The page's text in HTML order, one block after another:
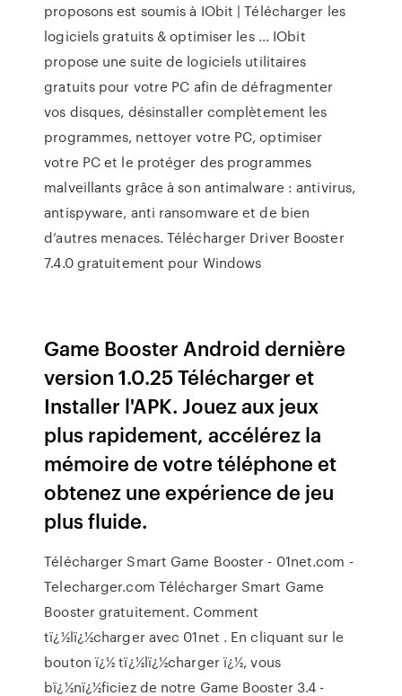
proposons est soumis à IObit | Télécharger les
logiciels gratuits & optimiser les ... IObit
propose une suite de logiciels utilitaires
gratuits pour votre PC afin de défragmenter
vos disques, désinstaller complètement les
programmes, nettoyer votre PC, optimiser
votre PC et le protéger des programmes
malveillants grâce à son antimalware : antivirus,
antispyware, anti ransomware et de bien
d’autres menaces. Télécharger Driver Booster
7.4.0 gratuitement pour Windows
Game Booster Android dernière
version 1.0.25 Télécharger et
Installer l'APK. Jouez aux jeux
plus rapidement, accélérez la
mémoire de votre téléphone et
obtenez une expérience de jeu
plus fluide.
Télécharger Smart Game Booster - 01net.com -
Telecharger.com Télécharger Smart Game
Booster gratuitement. Comment
tï¿½lï¿½charger avec 01net . En cliquant sur le
bouton ï¿½ tï¿½lï¿½charger ï¿½, vous
bï¿½nï¿½ficiez de notre Game Booster 3.4 -